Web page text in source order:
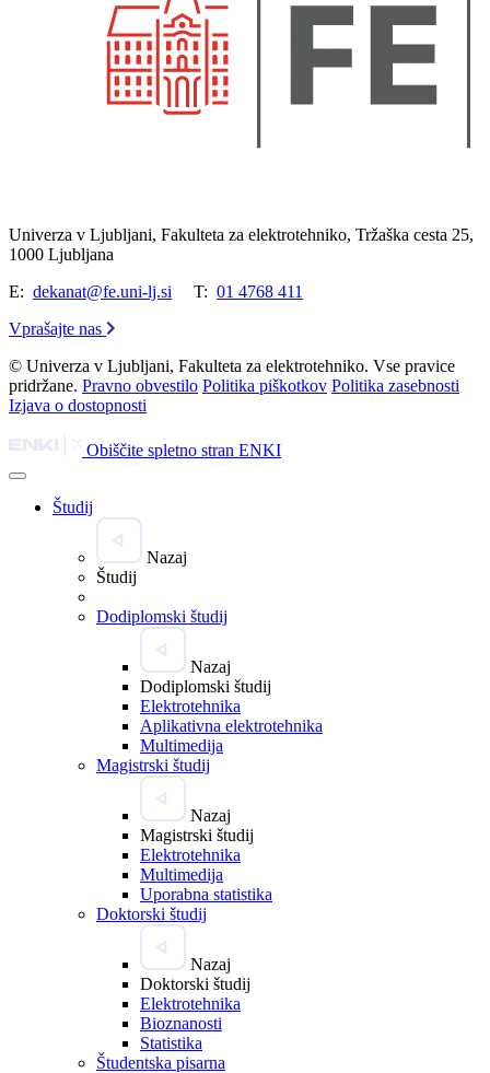
Univerza v Ljubljani, Fakulteta za elektrotehniko, Tržaška cesta 25,
1000 Ljubljana
E: dekanat@fe.uni-lj.si T: 01 4768 411
Vprašajte nas
© Univerza v Ljubljani, Fakulteta za elektrotehniko. Vse pravice
pridržane. Pravno obvestilo Politika piškotkov Politika zasebnosti
Izjava o dostopnosti
Obiščite spletno stran ENKI
Študij
Nazaj
Študij
Dodiplomski študij
Nazaj
Dodiplomski študij
Elektrotehnika
Aplikativna elektrotehnika
Multimedija
Magistrski študij
Nazaj
Magistrski študij
Elektrotehnika
Multimedija
Uporabna statistika
Doktorski študij
Nazaj
Doktorski študij
Elektrotehnika
Bioznanosti
Statistika
Študentska pisarna